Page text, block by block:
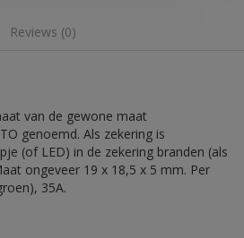
Reviews (0)
van de gewone maat
genoemd. Als zekering is
(of LED) in de zekering branden (als
ongeveer 19 x 18,5 x 5 mm. Per
35A.